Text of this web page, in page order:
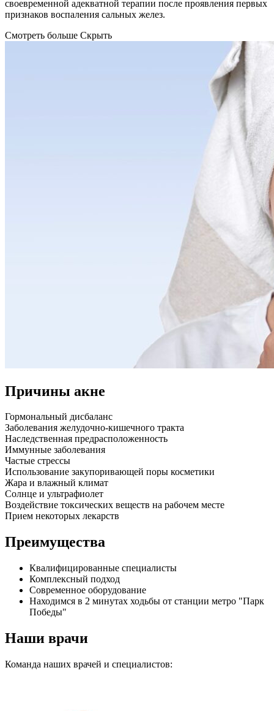
своевременной адекватной терапии после проявления первых
признаков воспаления сальных желез.
Смотреть больше Скрыть
Причины акне
Гормональный дисбаланс
Заболевания желудочно-кишечного тракта
Наследственная предрасположенность
Иммунные заболевания
Частые стрессы
Использование закупоривающей поры косметики
Жара и влажный климат
Солнце и ультрафиолет
Воздействие токсических веществ на рабочем месте
Прием некоторых лекарств
Преимущества
Квалифицированные специалисты
Комплексный подход
Современное оборудование
Находимся в 2 минутах ходьбы от станции метро "Парк
Победы"
Наши врачи
Команда наших врачей и специалистов: